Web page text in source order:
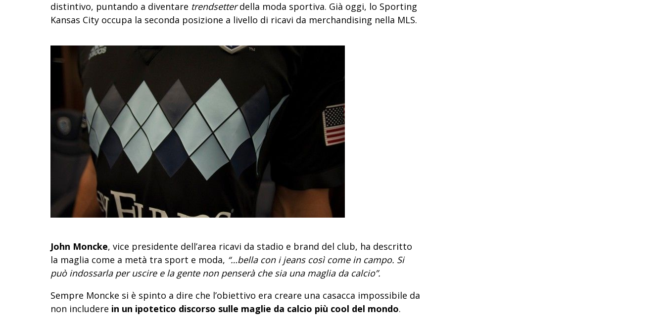
distintivo, puntando a diventare trendsetterdella moda sportiva. Già oggi, lo Sporting
Kansas City occupa la seconda posizione a livello di ricavi da merchandising nella MLS.
John Moncke, vice presidente dell’area ricavi da stadio e brand del club, ha descritto
la maglia come a metà tra sport e moda, “…bella con i jeans così come in campo. Si
può indossarla per uscire e la gente non penserà che sia una maglia da calcio”.
Sempre Moncke si è spinto a dire che l’obiettivo era creare una casacca impossibile da
non includere in un ipotetico discorso sulle maglie da calcio più cool del mondo.